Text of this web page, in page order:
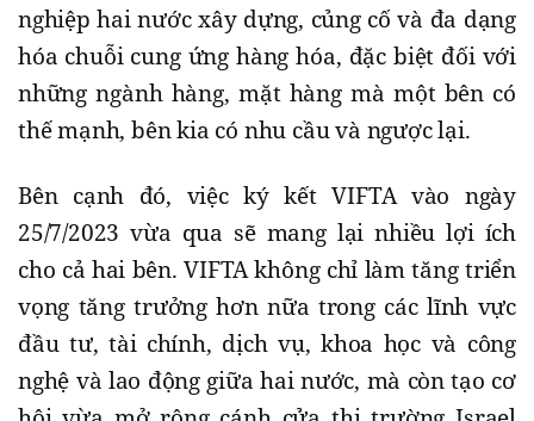
nghiệp hai nước xây dựng, củng cố và đa dạng
hóa chuỗi cung ứng hàng hóa, đặc biệt đối với
những ngành hàng, mặt hàng mà một bên có
thế mạnh, bên kia có nhu cầu và ngược lại.
Bên cạnh đó, việc ký kết VIFTA vào ngày
25/7/2023 vừa qua sẽ mang lại nhiều lợi ích
cho cả hai bên. VIFTA không chỉ làm tăng triển
vọng tăng trưởng hơn nữa trong các lĩnh vực
đầu tư, tài chính, dịch vụ, khoa học và công
nghệ và lao động giữa hai nước, mà còn tạo cơ